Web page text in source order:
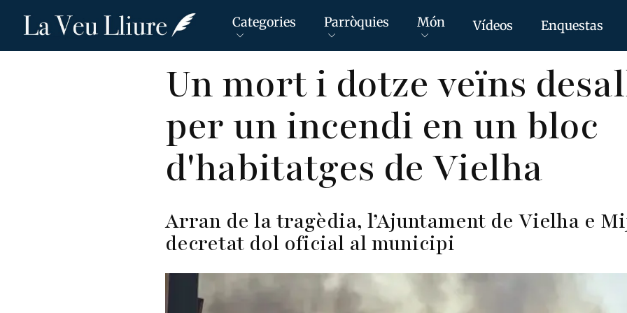
Vés
Categories Parròquies Món Vídeos Enquestas
Un mort i dotze veïns
per un incendi en un bloc
d'habitatges de Vielha
Arran de la tragèdia, l’Ajuntament de Vielha e
decretat dol oficial al municipi